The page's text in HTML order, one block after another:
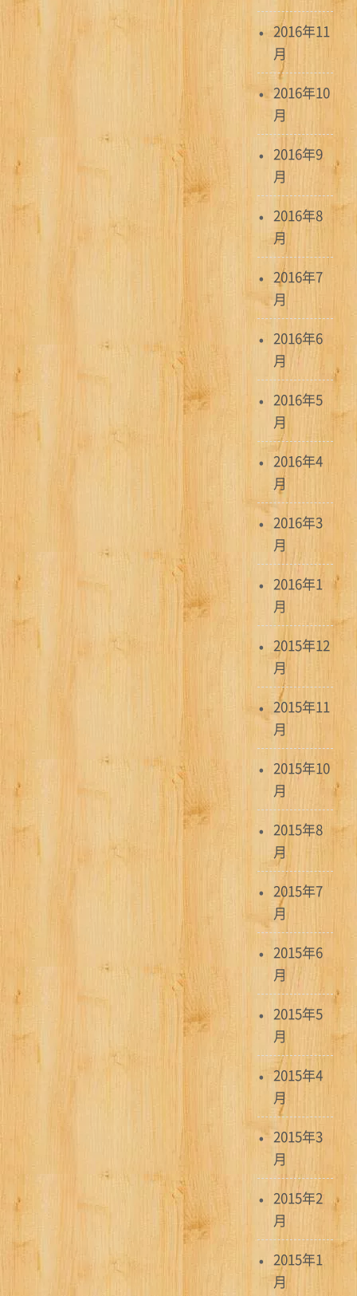
2016年11
月
2016年10
月
2016年9
月
2016年8
月
2016年7
月
2016年6
月
2016年5
月
2016年4
月
2016年3
月
2016年1
月
2015年12
月
2015年11
月
2015年10
月
2015年8
月
2015年7
月
2015年6
月
2015年5
月
2015年4
月
2015年3
月
2015年2
月
2015年1
月